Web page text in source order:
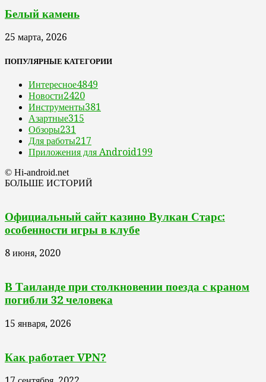
Белый камень
25 марта, 2026
ПОПУЛЯРНЫЕ КАТЕГОРИИ
Интересное4849
Новости2420
Инструменты381
Азартные315
Обзоры231
Для работы217
Приложения для Android199
© Hi-android.net
БОЛЬШЕ ИСТОРИЙ
Официальный сайт казино Вулкан Старс:
особенности игры в клубе
8 июня, 2020
В Таиланде при столкновении поезда с краном
погибли 32 человека
15 января, 2026
Как работает VPN?